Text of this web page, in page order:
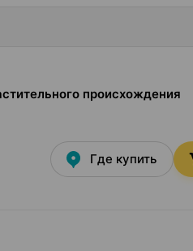
происхождения
Где купить